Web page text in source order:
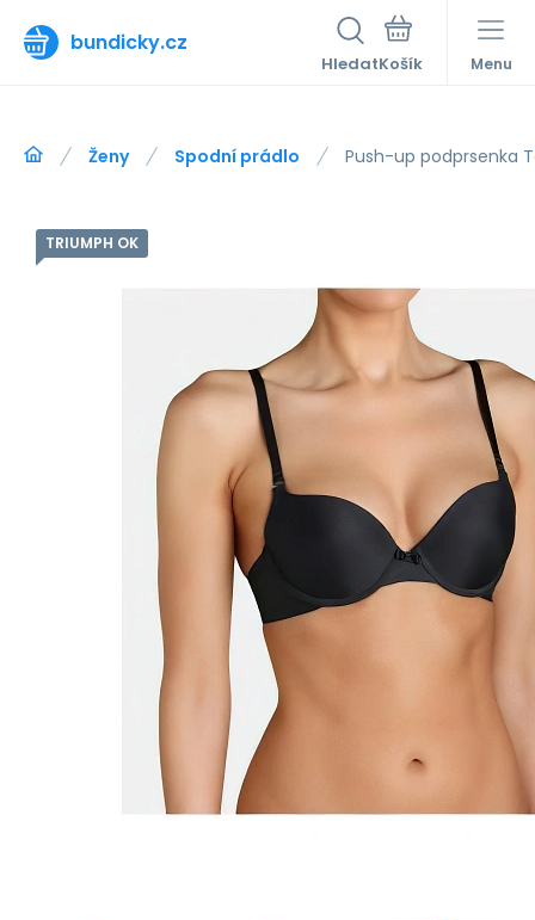
bundicky.cz
Hledat Menu
Ženy Spodní prádlo Push-up podprsenka
TRIUMPH OK